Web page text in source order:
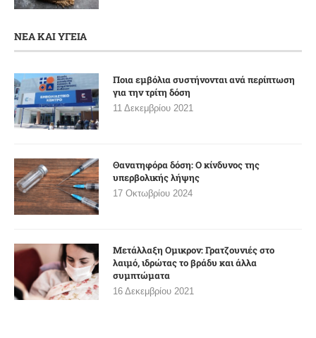
ΝΕΑ ΚΑΙ ΥΓΕΙΑ
Ποια εμβόλια συστήνονται ανά περίπτωση
για την τρίτη δόση
11 Δεκεμβρίου 2021
Θανατηφόρα δόση: Ο κίνδυνος της
υπερβολικής λήψης
17 Οκτωβρίου 2024
Μετάλλαξη Ομικρον: Γρατζουνιές στο
λαιμό, ιδρώτας το βράδυ και άλλα
συμπτώματα
16 Δεκεμβρίου 2021